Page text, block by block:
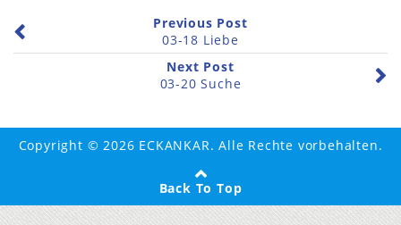
Previous Post
03-18 Liebe
Next Post
03-20 Suche
Copyright © 2026 ECKANKAR. Alle Rechte vorbehalten.
Back To Top